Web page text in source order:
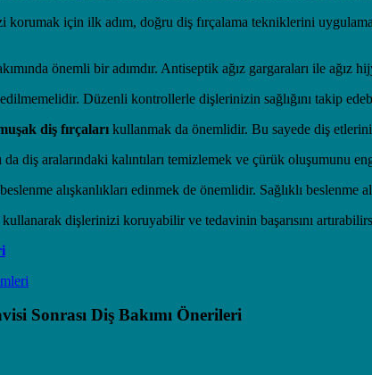
korumak için ilk adım, doğru diş fırçalama tekniklerini
önemli bir adımdır. Antiseptik ağız gargaraları ile
Düzenli kontrollerle dişlerinizin sağlığını takip
diş fırçaları kullanmak da önemlidir. Bu sayede diş
da diş aralarındaki kalıntıları temizlemek ve çürük
alışkanlıkları edinmek de önemlidir. Sağlıklı
dişlerinizi koruyabilir ve tedavinin başarısını
Sonrası Diş Bakımı Önerileri